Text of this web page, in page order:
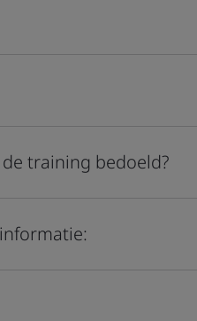
training bedoeld?